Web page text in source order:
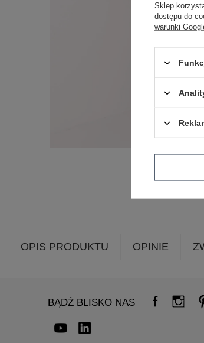
OPIS PRODUKTU OPINIE
BĄDŹ BLISKO NAS
Sklep
dostępu do
warunki